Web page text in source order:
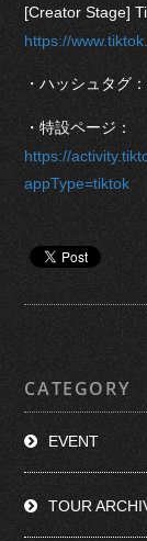
[Creator Stage]
https://
・ハッシュタグ
・特設ページ：
https://
appType=tiktok
CATEGORY
EVENT
TOUR